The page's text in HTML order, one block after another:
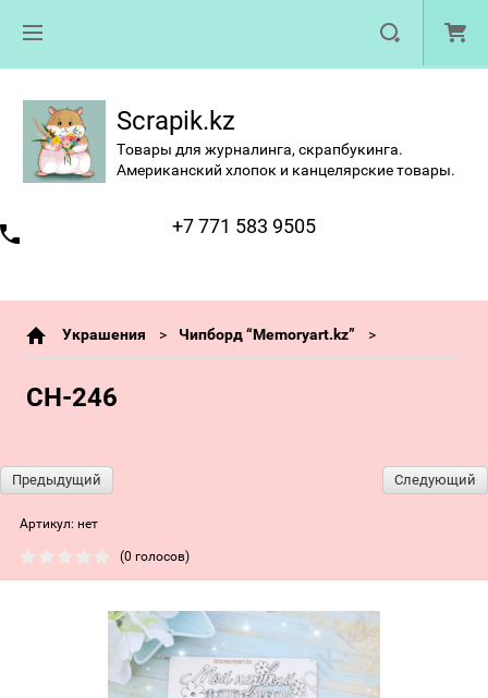
Scrapik.kz
Товары для журналинга, скрапбукинга.
Американский хлопок и канцелярские товары.
+7 771 583 9505
Украшения Чипборд “Memoryart.kz”
CH-246
Предыдущий Следующий
Артикул: нет
(0 голосов)